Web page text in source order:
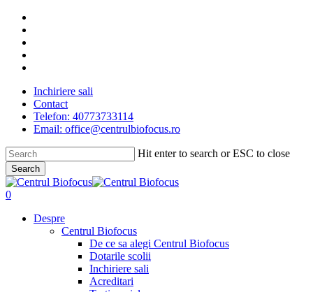
Skip
main
content
Inchiriere sali
Contact
Telefon: 40773733114
Email: office@centrulbiofocus.ro
Hit enter to search or ESC to close
Search
Close
Search
search
0
Despre
Centrul Biofocus
De ce sa alegi Centrul Biofocus
Dotarile scolii
Inchiriere sali
Acreditari